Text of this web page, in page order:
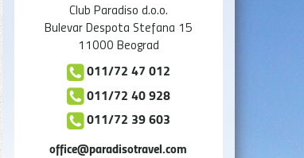
Club Paradiso d.o.o.
Bulevar Despota Stefana 15
11000 Beograd
011/72 47 012
011/72 40 928
011/72 39 603
office@paradisotravel.com